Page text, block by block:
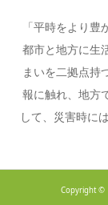
「平時をより豊
都市と地方に生
まいを二拠点持
報に触れ、地方
して、災害時に
Copyright ©